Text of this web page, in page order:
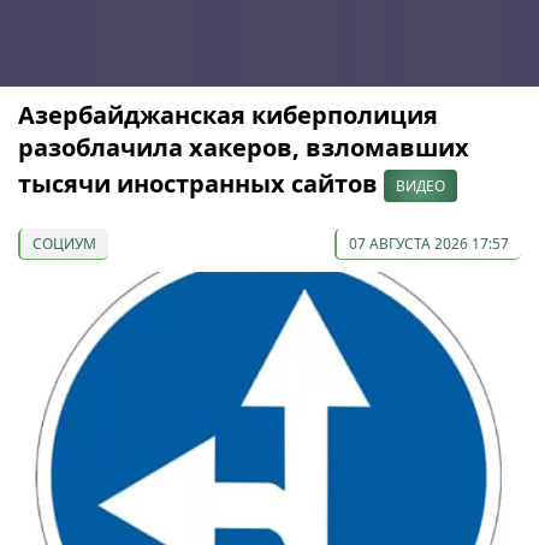
Азербайджанская киберполиция
разоблачила хакеров, взломавших
тысячи иностранных сайтов
ВИДЕО
СОЦИУМ 07 АВГУСТА 2026 17:57